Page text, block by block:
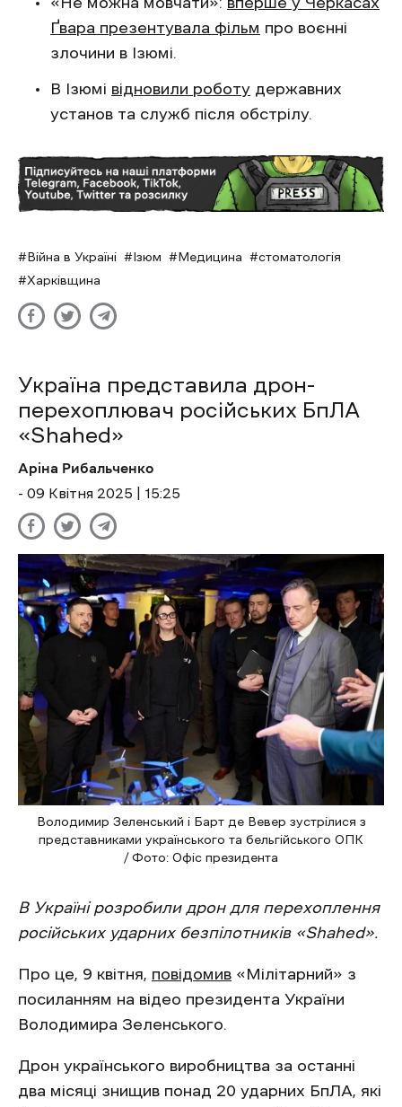
Ґвара презентувала фільм про воєнні
злочини в Ізюмі.
В Ізюмі відновили роботу державних
установ та служб після обстрілу.
Війна в Україні Ізюм Медицина
стоматологія
Харківщина
Україна представила дрон-
перехоплювач російських БпЛА
«Shahed»
Аріна Рибальченко
- 09 Квітня 2025 | 15:25
Володимир Зеленський і Барт де Вевер зустрілися з
представниками українського та бельгійського ОПК
/ Фото: Офіс президента
В Україні розробили дрон для перехоплення
російських ударних безпілотників «Shahed».
Про це, 9 квітня, повідомив «Мілітарний» з
посиланням на відео президента України
Володимира Зеленського.
Дрон українського виробництва за останні
два місяці знищив понад 20 ударних БпЛА, які